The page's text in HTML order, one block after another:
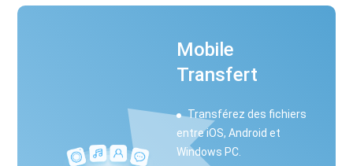
Mobile
Transfert
Transférez des fichiers
entre iOS, Android et
Windows PC.